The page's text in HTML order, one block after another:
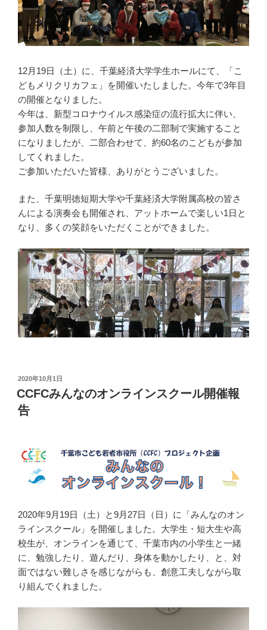
12月19日（土）に、千葉経済大学学生ホールにて、「こ
どもメリクリカフェ」を開催いたしました。今年で3年目
の開催となりました。
今年は、新型コロナウイルス感染症の流行拡大に伴い、
参加人数を制限し、午前と午後の二部制で実施すること
になりましたが、二部合わせて、約60名のこどもが参加
してくれました。
ご参加いただいた皆様、ありがとうございました。
また、千葉明徳短期大学や千葉経済大学附属高校の皆さ
んによる演奏会も開催され、アットホームで楽しい1日と
なり、多くの笑顔をいただくことができました。
投
稿
日:
2020年10月1日
CCFCみんなのオンラインスクール開催報
告
2020年9月19日（土）と9月27日（日）に「みんなのオン
ラインスクール」を開催しました。大学生・短大生や高
校生が、オンラインを通じて、千葉市内の小学生と一緒
に、勉強したり、遊んだり、身体を動かしたり、と、対
面ではない難しさを感じながらも、創意工夫しながら取
り組んでくれました。